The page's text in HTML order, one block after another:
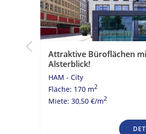
Attraktive Büroflächen
Alsterblick!
HAM - City
Fläche: 170 m2
Miete: 30,50 €/m2